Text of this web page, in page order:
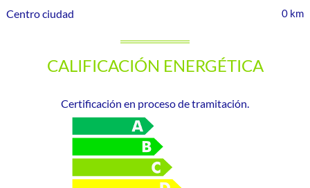
Centro ciudad 0 km
CALIFICACIÓN ENERGÉTICA
Certificación en proceso de tramitación.